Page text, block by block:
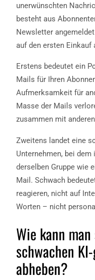
unerwünschten
besteht aus
Newsletter
auf den ersten Einkauf
Erstens bedeutet ein
Mails für Ihren
Aufmerksamkeit für
Masse der Mails
zusammen mit
Zweitens landet eine
Unternehmen, bei
derselben Gruppe wie
Mail. Schwach
reagieren, nicht auf
Worten – nicht
Wie kann
schwachen
abheben?